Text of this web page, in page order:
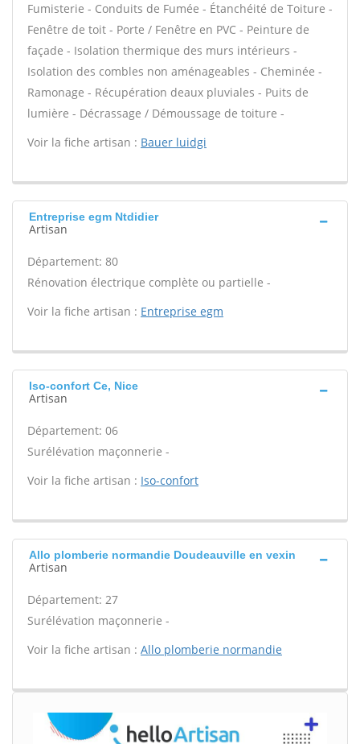
Fumisterie - Conduits de Fumée - Étanchéité de Toiture -
Fenêtre de toit - Porte / Fenêtre en PVC - Peinture de
façade - Isolation thermique des murs intérieurs -
Isolation des combles non aménageables - Cheminée -
Ramonage - Récupération deaux pluviales - Puits de
lumière - Décrassage / Démoussage de toiture -
Voir la fiche artisan : Bauer luidgi
Entreprise egm Ntdidier
Artisan
Département: 80
Rénovation électrique complète ou partielle -
Voir la fiche artisan : Entreprise egm
Iso-confort Ce, Nice
Artisan
Département: 06
Surélévation maçonnerie -
Voir la fiche artisan : Iso-confort
Allo plomberie normandie Doudeauville en vexin
Artisan
Département: 27
Surélévation maçonnerie -
Voir la fiche artisan : Allo plomberie normandie